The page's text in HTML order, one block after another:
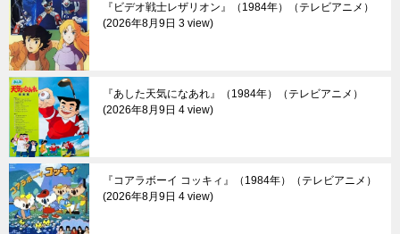
『ビデオ戦士レザリオン』（1984年）（テレビアニメ）
2026年8月9日 3 view
『あした天気になあれ』（1984年）（テレビアニメ）
2026年8月9日 4 view
『コアラボーイ コッキィ』（1984年）（テレビアニメ）
2026年8月9日 4 view